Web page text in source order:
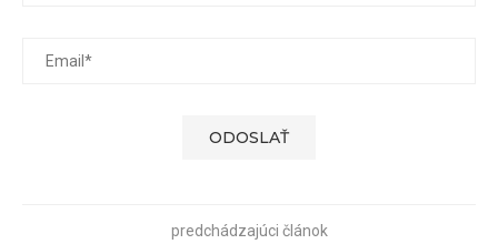
predchádzajúci článok